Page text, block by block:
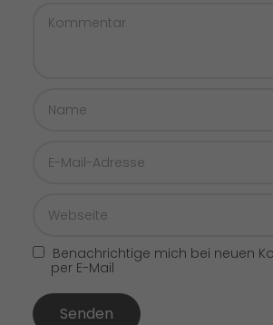
Benachrichtige mich bei neuen
per E-Mail
Senden